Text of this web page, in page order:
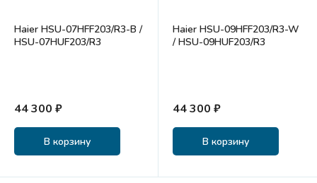
Haier HSU-07HFF203/R3-B /
HSU-07HUF203/R3
44 300 ₽
В корзину
Haier HSU-09HFF203/R3-W
/ HSU-09HUF203/R3
44 300 ₽
В корзину